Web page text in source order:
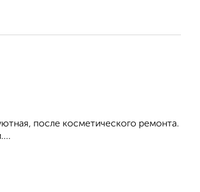
после косметического ремонта.